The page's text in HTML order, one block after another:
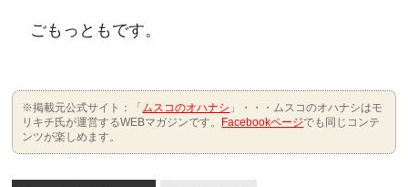
ごもっともです。
※掲載元公式サイト：「 ムスコのオハナシ 」・・・ムスコのオハナシはモ
リキチ氏が運営するWEBマガジンです。
Facebookページでも同じコンテ
ンツが楽しめます。